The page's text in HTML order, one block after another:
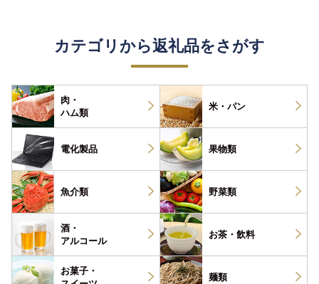
カテゴリから返礼品をさがす
肉・
ハム類
米・パン
電化製品 果物類
魚介類 野菜類
酒・
アルコール
お茶・ 飲料
お菓子・
麺類